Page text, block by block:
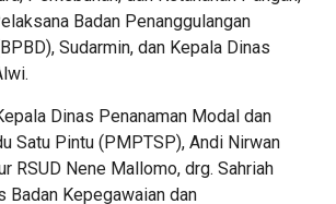
Badan Penanggulangan
Sudarmin, dan Kepala Dinas
Dinas Penanaman Modal dan
Satu Pintu (PMPTSP), Andi Nirwan
RSUD Nene Mallomo, drg. Sahriah
Badan Kepegawaian dan